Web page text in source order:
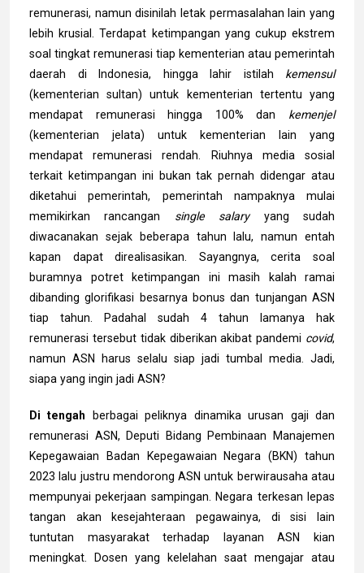
remunerasi, namun disinilah letak permasalahan lain yang
lebih krusial. Terdapat ketimpangan yang cukup ekstrem
soal tingkat remunerasi tiap kementerian atau pemerintah
daerah di Indonesia, hingga lahir istilah kemensul
(kementerian sultan) untuk kementerian tertentu yang
mendapat remunerasi hingga 100% dan kemenjel
(kementerian jelata) untuk kementerian lain yang
mendapat remunerasi rendah. Riuhnya media sosial
terkait ketimpangan ini bukan tak pernah didengar atau
diketahui pemerintah, pemerintah nampaknya mulai
memikirkan rancangan single salaryyang sudah
diwacanakan sejak beberapa tahun lalu, namun entah
kapan dapat direalisasikan. Sayangnya, cerita soal
buramnya potret ketimpangan ini masih kalah ramai
dibanding glorifikasi besarnya bonus dan tunjangan ASN
tiap tahun. Padahal sudah 4 tahun lamanya hak
remunerasi tersebut tidak diberikan akibat pandemi covid,
namun ASN harus selalu siap jadi tumbal media. Jadi,
siapa yang ingin jadi ASN?
Di tengah berbagai peliknya dinamika urusan gaji dan
remunerasi ASN, Deputi Bidang Pembinaan Manajemen
Kepegawaian Badan Kepegawaian Negara (BKN) tahun
2023 lalu justru mendorong ASN untuk berwirausaha atau
mempunyai pekerjaan sampingan. Negara terkesan lepas
tangan akan kesejahteraan pegawainya, di sisi lain
tuntutan masyarakat terhadap layanan ASN kian
meningkat. Dosen yang kelelahan saat mengajar atau